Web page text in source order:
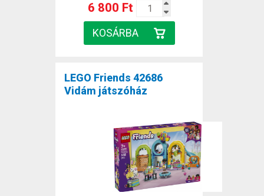
6 800 Ft
LEGO Friends 42686
Vidám játszóház